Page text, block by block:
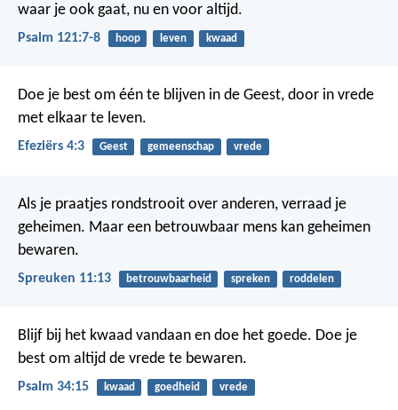
waar je ook gaat, nu en voor altijd.
Psalm 121:7-8 hoop leven kwaad
Doe je best om één te blijven in de Geest, door in vrede
met elkaar te leven.
Efeziërs 4:3 Geest gemeenschap vrede
Als je praatjes rondstrooit over anderen, verraad je
geheimen. Maar een betrouwbaar mens kan geheimen
bewaren.
Spreuken 11:13 betrouwbaarheid spreken roddelen
Blijf bij het kwaad vandaan en doe het goede. Doe je
best om altijd de vrede te bewaren.
Psalm 34:15 kwaad goedheid vrede